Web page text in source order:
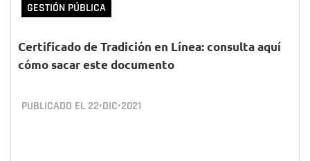
GESTIÓN PÚBLICA
Certificado de Tradición en Línea: consulta aquí
cómo sacar este documento
PUBLICADO EL 22•DIC•2021